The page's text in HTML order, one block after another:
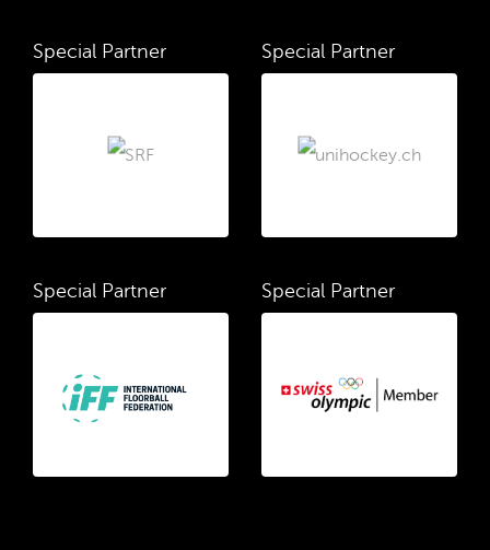
Special Partner Special Partner
Special Partner Special Partner